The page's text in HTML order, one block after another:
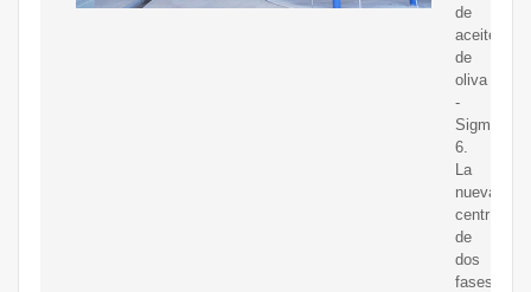
de
aceite
de
oliva
-
Sigma
6.
La
nueva
centrífuga
de
dos
fases